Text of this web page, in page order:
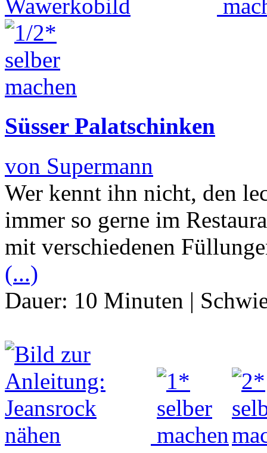
Süsser Palatschinken
von Supermann
Wer kennt ihn nicht, den
immer so gerne im
mit verschiedenen
(...)
Dauer: 10 Minuten |